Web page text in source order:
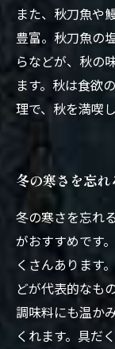
また、秋刀魚や
豊富。秋刀魚の
らなどが、秋の
ます。秋は食欲
理で、秋を満喫
冬の寒さを忘
冬の寒さを忘れ
がおすすめです
くさんあります
どが代表的なも
調味料にも温か
くれます。具だ